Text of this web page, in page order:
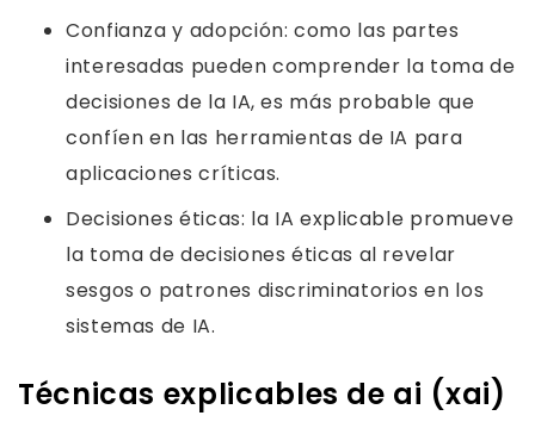
Confianza y adopción: como las partes
interesadas pueden comprender la toma de
decisiones de la IA, es más probable que
confíen en las herramientas de IA para
aplicaciones críticas.
Decisiones éticas: la IA explicable promueve
la toma de decisiones éticas al revelar
sesgos o patrones discriminatorios en los
sistemas de IA.
Técnicas explicables de ai (xai)